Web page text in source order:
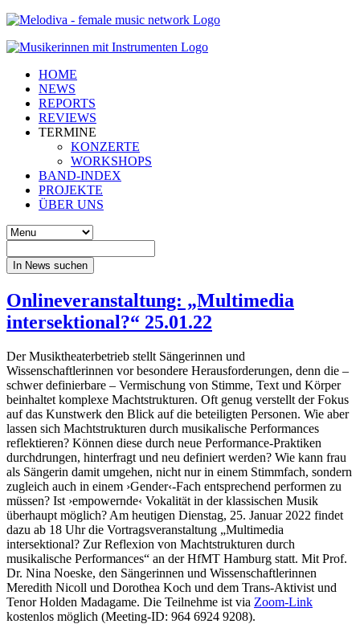
HOME
NEWS
REPORTS
REVIEWS
TERMINE
KONZERTE
WORKSHOPS
BAND-INDEX
PROJEKTE
ÜBER UNS
In News suchen
Onlineveranstaltung: „Multimedia
intersektional?“ 25.01.22
Der Musiktheaterbetrieb stellt Sängerinnen und
Wissenschaftlerinnen vor besondere Herausforderungen, denn die –
schwer definierbare – Vermischung von Stimme, Text und Körper
beinhaltet komplexe Machtstrukturen. Oft genug verstellt der Fokus
auf das Kunstwerk den Blick auf die beteiligten Personen. Wie aber
lassen sich Machtstrukturen durch musikalische Performances
reflektieren? Können diese durch neue Performance-Praktiken
durchdrungen, hinterfragt und neu definiert werden? Wie kann frau
als Sängerin damit umgehen, nicht nur in einem Stimmfach, sondern
zugleich auch in einem ›Gender‹-Fach entsprechend performen zu
müssen? Ist ›empowernde‹ Vokalität in der klassischen Musik
überhaupt möglich? Am heutigen Dienstag, 25. Januar 2022 findet
dazu ab 18 Uhr die Vortragsveranstaltung „Multimedia
intersektional? Zur Reflexion von Machtstrukturen durch
musikalische Performances“ an der HfMT Hamburg statt. Mit Prof.
Dr. Nina Noeske, den Sängerinnen und Wissenschaftlerinnen
Meredith Nicoll und Dorothea Koch und dem Trans-Aktivist und
Tenor Holden Madagame. Die Teilnehme ist via Zoom-Link
kostenlos möglich (Meeting-ID: 964 6924 9208).